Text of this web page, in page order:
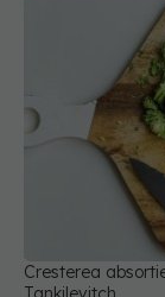
Cresterea